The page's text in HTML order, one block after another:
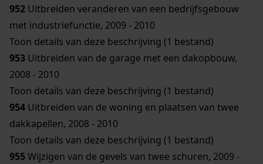
952 Uitbreiden veranderen van een bedrijfsgebouw
met industriefunctie, 2009 - 2010
Toon details van deze beschrijving (1 bestand)
953 Uitbreiden van de garage met een dakopbouw,
2008 - 2010
Toon details van deze beschrijving (1 bestand)
954 Uitbreiden van de woning en plaatsen van twee
dakkapellen, 2008 - 2010
Toon details van deze beschrijving (1 bestand)
955Wijzigen van de gevels van twee schuren, 2009 -